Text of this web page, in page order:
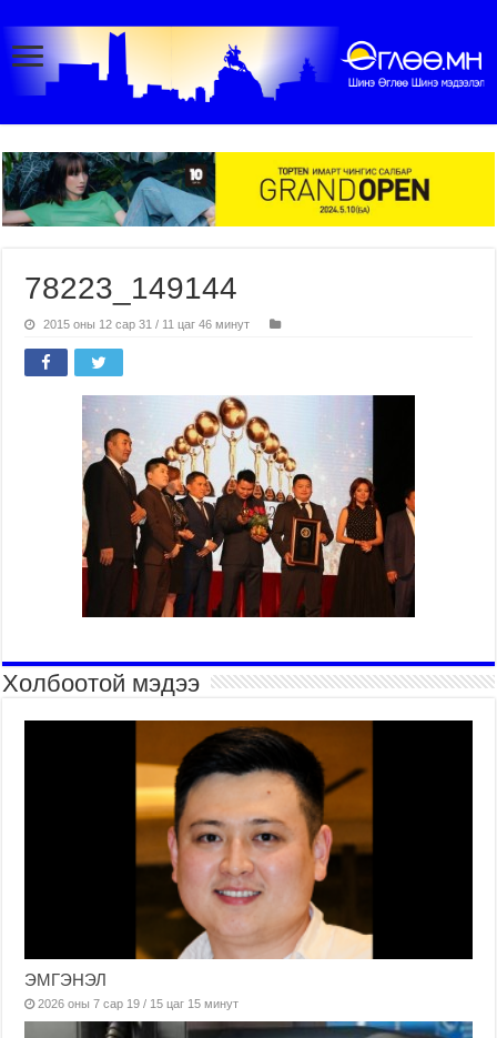
78223_149144
2015 оны 12 сар 31 / 11 цаг 46 минут
Холбоотой мэдээ
ЭМГЭНЭЛ
2026 оны 7 сар 19 / 15 цаг 15 минут